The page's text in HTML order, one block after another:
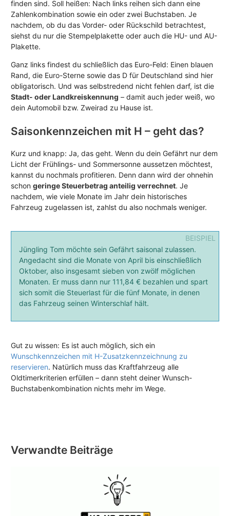
finden sind. Soll heißen: Nach links reihen sich dann eine
Zahlenkombination sowie ein oder zwei Buchstaben. Je
nachdem, ob du das Vorder- oder Rückschild betrachtest,
siehst du nur die Stempelplakette oder auch die HU- und AU-
Plakette.
Ganz links findest du schließlich das Euro-Feld: Einen blauen
Rand, die Euro-Sterne sowie das D für Deutschland sind hier
obligatorisch. Und was selbstredend nicht fehlen darf, ist die
Stadt- oder Landkreiskennung – damit auch jeder weiß, wo
dein Automobil bzw. Zweirad zu Hause ist.
Saisonkennzeichen mit H – geht das?
Kurz und knapp: Ja, das geht. Wenn du dein Gefährt nur dem
Licht der Frühlings- und Sommersonne aussetzen möchtest,
kannst du nochmals profitieren. Denn dann wird der ohnehin
schon geringe Steuerbetrag anteilig verrechnet. Je
nachdem, wie viele Monate im Jahr dein historisches
Fahrzeug zugelassen ist, zahlst du also nochmals weniger.
Jüngling Tom möchte sein Gefährt saisonal zulassen.
Angedacht sind die Monate von April bis einschließlich
Oktober, also insgesamt sieben von zwölf möglichen
Monaten. Er muss dann nur 111,84 € bezahlen und spart
sich somit die Steuerlast für die fünf Monate, in denen
das Fahrzeug seinen Winterschlaf hält.
Gut zu wissen: Es ist auch möglich, sich ein
Wunschkennzeichen mit H-Zusatzkennzeichnung zu
reservieren. Natürlich muss das Kraftfahrzeug alle
Oldtimerkriterien erfüllen – dann steht deiner Wunsch-
Buchstabenkombination nichts mehr im Wege.
Verwandte Beiträge